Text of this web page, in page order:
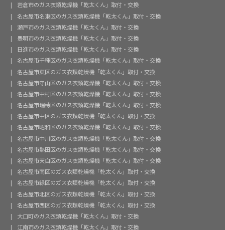
岩倉市のガス衣類乾燥機「乾太くん」取付・交換
名古屋市名東区のガス衣類乾燥機「乾太くん」取付・交換
瀬戸市のガス衣類乾燥機「乾太くん」取付・交換
豊明市のガス衣類乾燥機「乾太くん」取付・交換
日進市のガス衣類乾燥機「乾太くん」取付・交換
名古屋市千種区のガス衣類乾燥機「乾太くん」取付・交換
名古屋市東区のガス衣類乾燥機「乾太くん」取付・交換
名古屋市守山区のガス衣類乾燥機「乾太くん」取付・交換
名古屋市中村区のガス衣類乾燥機「乾太くん」取付・交換
名古屋市瑞穂区のガス衣類乾燥機「乾太くん」取付・交換
名古屋市中区のガス衣類乾燥機「乾太くん」取付・交換
名古屋市昭和区のガス衣類乾燥機「乾太くん」取付・交換
名古屋市中川区のガス衣類乾燥機「乾太くん」取付・交換
名古屋市熱田区のガス衣類乾燥機「乾太くん」取付・交換
名古屋市天白区のガス衣類乾燥機「乾太くん」取付・交換
名古屋市南区のガス衣類乾燥機「乾太くん」取付・交換
名古屋市緑区のガス衣類乾燥機「乾太くん」取付・交換
名古屋市北区のガス衣類乾燥機「乾太くん」取付・交換
名古屋市西区のガス衣類乾燥機「乾太くん」取付・交換
大口町のガス衣類乾燥機「乾太くん」取付・交換
江南市のガス衣類乾燥機「乾太くん」取付・交換